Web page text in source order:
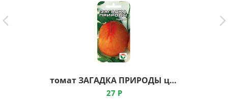
томат ЗАГАДКА ПРИРОДЫ ц, Сибирский Сад
27 Р